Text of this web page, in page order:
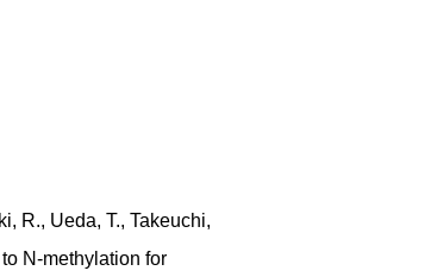
R., Ueda, T., Takeuchi,
N-methylation for